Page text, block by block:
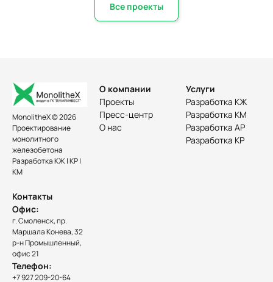
Все проекты
MonolitheX © 2026
Проектирование
монолитного
железобетона
Разработка КЖ | КР |
КМ
О компании
Проекты
Пресс-центр
О нас
Услуги
Разработка КЖ
Разработка КМ
Разработка АР
Разработка КР
Контакты
Офис:
г. Смоленск, пр.
Маршала Конева, 32
р-н Промышленный,
офис 21
Телефон:
+7 927 209-20-64